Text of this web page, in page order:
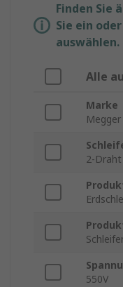
Finden Sie
Sie ein
auswählen.
Alle
Marke
Megger
2-Draht
550V